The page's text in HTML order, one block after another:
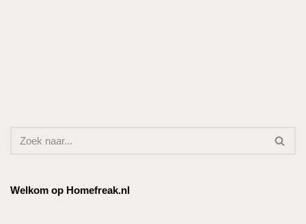
Welkom op Homefreak.nl